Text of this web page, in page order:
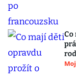
Co